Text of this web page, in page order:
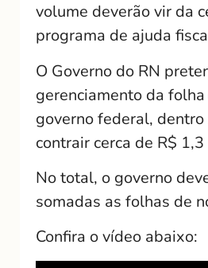
volume deverão vir da
programa de ajuda
O Governo do RN
gerenciamento da
governo federal,
contrair cerca de R$
No total, o governo
somadas as folhas de
Confira o vídeo abaixo: